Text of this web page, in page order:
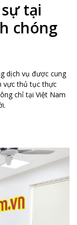
tại
chóng
dịch vụ được cung
vực thủ tục thực
chỉ tại Việt Nam